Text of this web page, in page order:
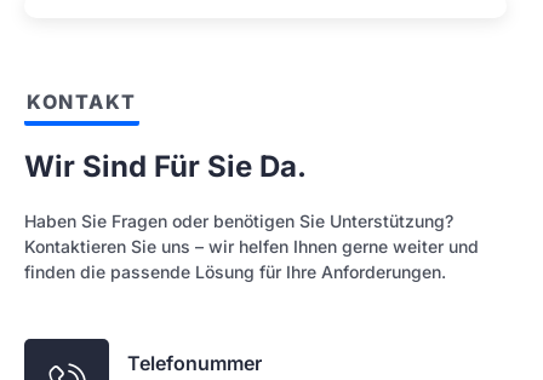
KONTAKT
Wir Sind Für Sie Da.
Haben Sie Fragen oder benötigen Sie Unterstützung?
Kontaktieren Sie uns – wir helfen Ihnen gerne weiter und
finden die passende Lösung für Ihre Anforderungen.
Telefonummer